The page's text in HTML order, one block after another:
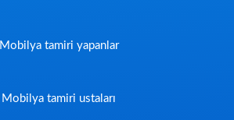
Mobilya tamiri yapanlar
Mobilya tamiri ustaları